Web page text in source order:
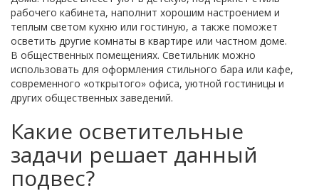
рабочего кабинета, наполнит хорошим настроением и
теплым светом кухню или гостиную, а также поможет
осветить другие комнаты в квартире или частном доме.
В общественных помещениях. Светильник можно
использовать для оформления стильного бара или кафе,
современного «открытого» офиса, уютной гостиницы и
других общественных заведений.
Какие осветительные
задачи решает данный
подвес?